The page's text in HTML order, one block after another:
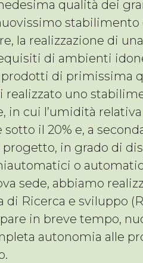
qualità dei
stabilimento
la realizzazione di
di ambienti
prodotti di primissima
realizzato uno
in cui l’umidità
il 20% e, a
in grado di
o
sede, abbiamo
di Ricerca e sviluppo
in breve tempo,
autonomia alle